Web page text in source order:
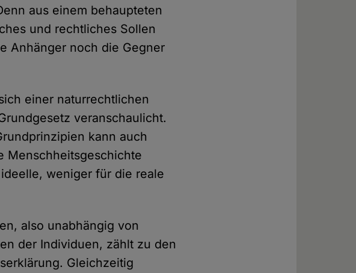
aus einem behaupteten
und rechtliches Sollen
Anhänger noch die Gegner
einer naturrechtlichen
veranschaulicht.
kann auch
Menschheitsgeschichte
weniger für die reale
also unabhängig von
der Individuen, zählt zu den
Gleichzeitig